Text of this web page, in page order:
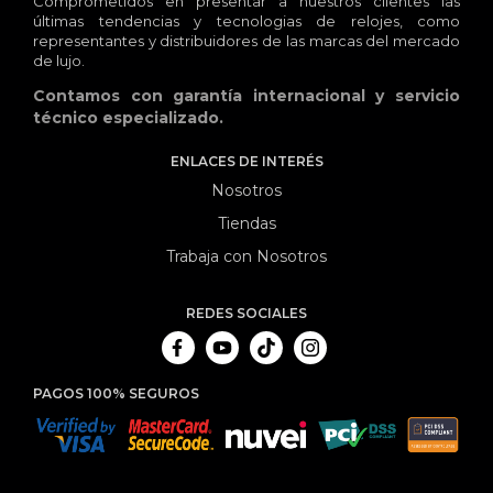
últimas tendencias y tecnologias de relojes, como
representantes y distribuidores de las marcas del mercado
de lujo.
Contamos con garantía internacional y servicio
técnico especializado.
ENLACES DE INTERÉS
Nosotros
Tiendas
Trabaja con Nosotros
REDES SOCIALES
PAGOS 100% SEGUROS